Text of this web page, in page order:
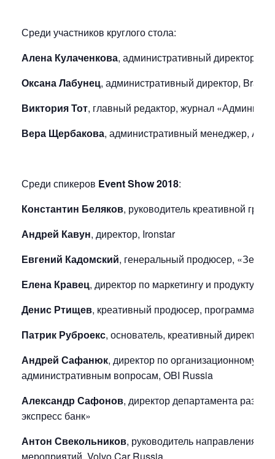
Среди участников круглого стола:
Алена Кулаченкова, административный директор,
Оксана Лабунец, административный директор, Brayne
Виктория Тот, главный редактор, журнал
Вера Щербакова, административный менеджер,
Среди спикеров Event Show 2018:
Константин Беляков, руководитель креативной
Андрей Кавун, директор, Ironstar
Евгений Кадомский, генеральный продюсер,
Елена Кравец, директор по маркетингу и продукту,
Денис Ртищев, креативный продюсер, программа
Патрик Руброекс, основатель, креативный директор,
Андрей Сафанюк, директор по организационному
административным вопросам, OBI Russia
Александр Сафонов, директор департамента
экспресс банк»
Антон Свекольников, руководитель направления